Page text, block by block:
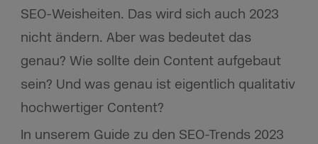
SEO-Weisheiten. Das wird sich auch 2023
nicht ändern. Aber was bedeutet das
genau? Wie sollte dein Content aufgebaut
sein? Und was genau ist eigentlich qualitativ
hochwertiger Content?
In unserem Guide zu den SEO-Trends 2023